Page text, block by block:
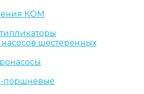
КОМ
шестеренных
поршневые